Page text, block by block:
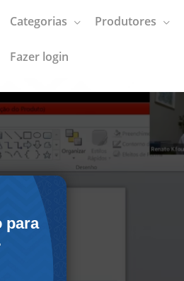
Categorias Produtores
Fazer login
para